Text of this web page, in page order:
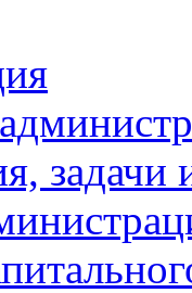
задачи